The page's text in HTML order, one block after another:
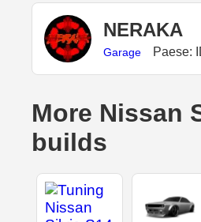
NERAKA
Garage Paese:
More Nissan
builds